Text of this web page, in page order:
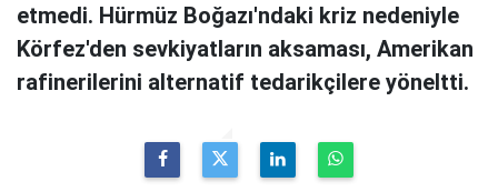
etmedi. Hürmüz Boğazı'ndaki kriz nedeniyle
Körfez'den sevkiyatların aksaması, Amerikan
rafinerilerini alternatif tedarikçilere yöneltti.